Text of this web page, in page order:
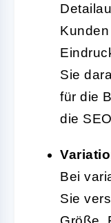
Sie
für die
die
Bei
Sie